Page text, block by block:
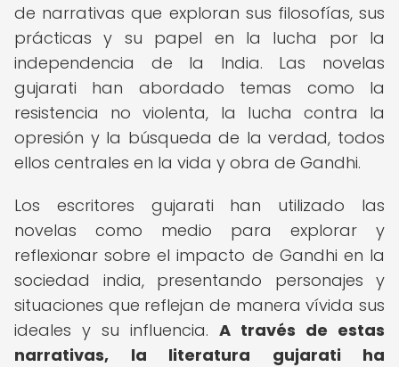
de narrativas que exploran sus filosofías, sus
prácticas y su papel en la lucha por la
independencia de la India. Las novelas
gujarati han abordado temas como la
resistencia no violenta, la lucha contra la
opresión y la búsqueda de la verdad, todos
ellos centrales en la vida y obra de Gandhi.
Los escritores gujarati han utilizado las
novelas como medio para explorar y
reflexionar sobre el impacto de Gandhi en la
sociedad india, presentando personajes y
situaciones que reflejan de manera vívida sus
ideales y su influencia. A través de estas
narrativas, la literatura gujarati ha